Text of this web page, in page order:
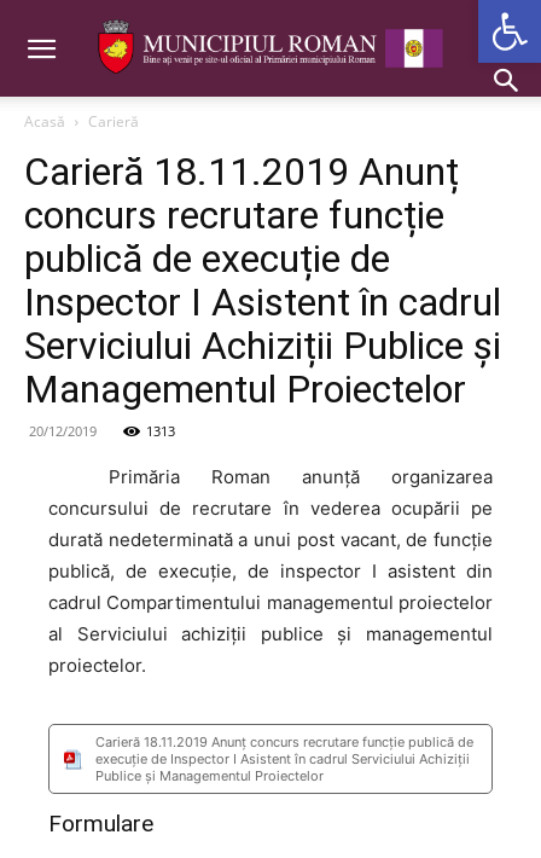
Acasă Carieră
Carieră 18.11.2019 Anunț
concurs recrutare funcție
publică de execuție de
Inspector I Asistent în cadrul
Serviciului Achiziții Publice și
Managementul Proiectelor
20/12/2019 1313
Primăria Roman anunţă organizarea
concursului de recrutare în vederea ocupării pe
durată nedeterminată a unui post vacant, de funcţie
publică, de execuţie, de inspector I asistent din
cadrul Compartimentului managementul proiectelor
al Serviciului achiziţii publice şi managementul
proiectelor.
Carieră 18.11.2019 Anunț concurs recrutare funcție publică de
execuție de Inspector I Asistent în cadrul Serviciului Achiziții
Publice și Managementul Proiectelor
Formulare